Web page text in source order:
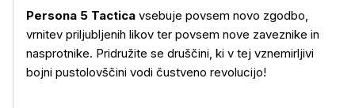
Persona 5 Tactica vsebuje povsem novo zgodbo,
vrnitev priljubljenih likov ter povsem nove zaveznike in
nasprotnike. Pridružite se druščini, ki v tej vznemirljivi
bojni pustolovščini vodi čustveno revolucijo!